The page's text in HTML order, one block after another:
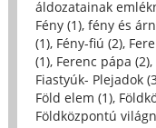
áldozatainak
Fény (1), fény és
(1), Fény-fiú (2),
(1), Ferenc pápa (2),
Fiastyúk- Plejadok
Föld elem (1),
Földközpontú